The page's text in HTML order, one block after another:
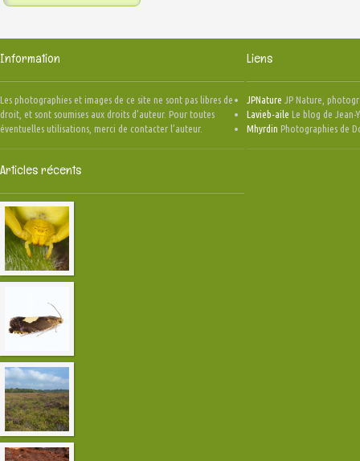
Information
Les photographies et images de ce site ne sont pas libres de
droit, et sont soumises aux droits d’auteur. Pour toutes
éventuelles utilisations, merci de contacter l’auteur.
Articles récents
Liens
JPNature JP Nature,
Lavieb-aile Le blog de Jean-
Mhyrdin Photographies de